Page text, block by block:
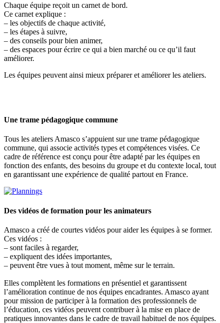
Chaque équipe reçoit un carnet de bord.
Ce carnet explique :
– les objectifs de chaque activité,
– les étapes à suivre,
– des conseils pour bien animer,
– des espaces pour écrire ce qui a bien marché ou ce qu’il faut
améliorer.
Les équipes peuvent ainsi mieux préparer et améliorer les ateliers.
Une trame pédagogique commune
Tous les ateliers Amasco s’appuient sur une trame pédagogique
commune, qui associe activités types et compétences visées. Ce
cadre de référence est conçu pour être adapté par les équipes en
fonction des enfants, des besoins du groupe et du contexte local, tout
en garantissant une expérience de qualité partout en France.
Des vidéos de formation pour les animateurs
Amasco a créé de courtes vidéos pour aider les équipes à se former.
Ces vidéos :
– sont faciles à regarder,
– expliquent des idées importantes,
– peuvent être vues à tout moment, même sur le terrain.
Elles complètent les formations en présentiel et garantissent
l’amélioration continue de nos équipes encadrantes. Amasco ayant
pour mission de participer à la formation des professionnels de
l’éducation, ces vidéos peuvent contribuer à la mise en place de
pratiques innovantes dans le cadre de travail habituel de nos équipes.